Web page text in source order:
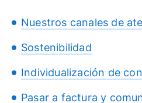
Nuestros canales de
Sostenibilidad
Individualización de
Pasar a factura y